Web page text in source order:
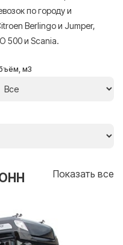
по городу и
Berlingo и Jumper,
500 и Scania.
м3
Показать все